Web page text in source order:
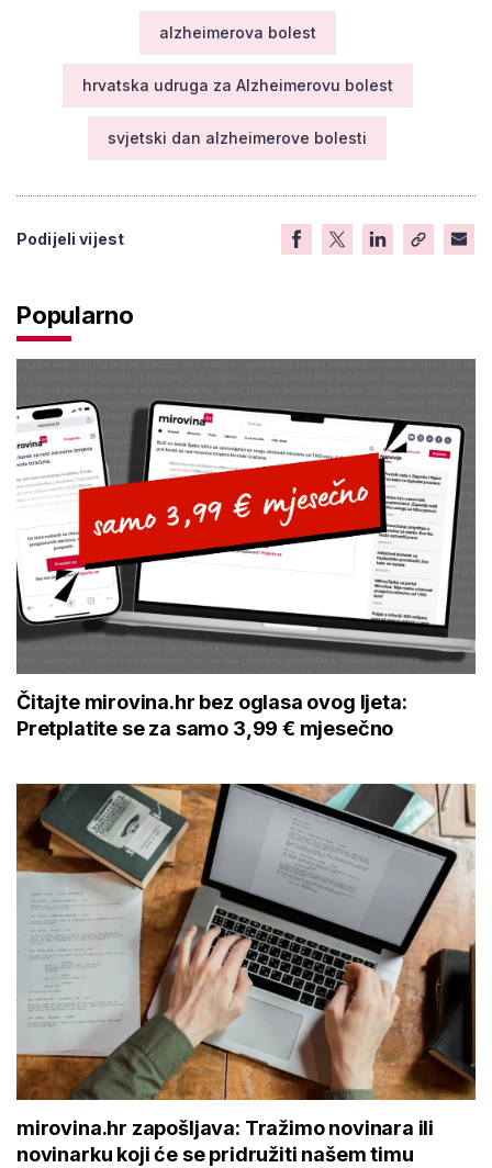
alzheimerova bolest
hrvatska udruga za Alzheimerovu bolest
svjetski dan alzheimerove bolesti
Podijeli vijest
Popularno
Čitajte mirovina.hr bez oglasa ovog ljeta:
Pretplatite se za samo 3,99 € mjesečno
mirovina.hr zapošljava: Tražimo novinara ili
novinarku koji će se pridružiti našem timu